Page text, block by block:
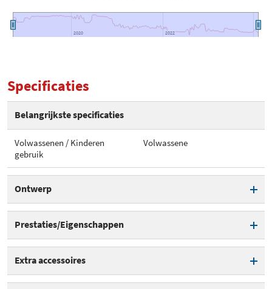
2020
2020 2022
2022
Specificaties
Belangrijkste specificaties
Volwassenen / Kinderen
gebruik
Volwassene
Ontwerp
gebruik
Oplaadstation
Prestaties/Eigenschappen
Timer
Extra accessoires